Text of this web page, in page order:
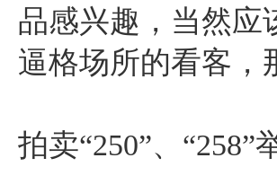
品感兴趣，当然应
逼格场所的看客，
拍卖“250”、“258”